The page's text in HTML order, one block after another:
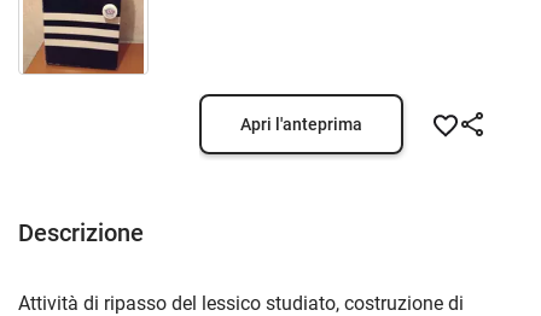
Apri l'anteprima
Descrizione
Attività di ripasso del lessico studiato, costruzione di